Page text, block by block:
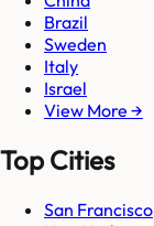
Brazil
Sweden
Italy
Israel
View More →
Top Cities
San Francisco